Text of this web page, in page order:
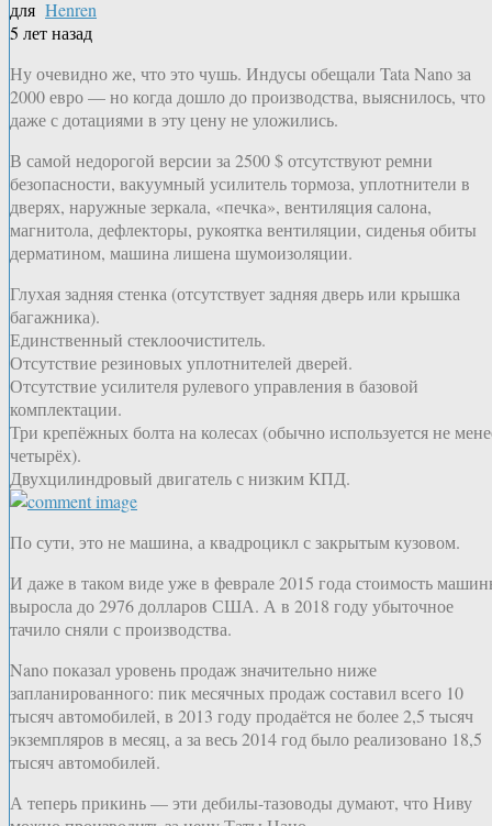
для Henren
5 лет назад
Ну очевидно же, что это чушь. Индусы обещали Tata Nano за
2000 евро — но когда дошло до производства, выяснилось, что
даже с дотациями в эту цену не уложились.
В самой недорогой версии за 2500 $ отсутствуют ремни
безопасности, вакуумный усилитель тормоза, уплотнители в
дверях, наружные зеркала, «печка», вентиляция салона,
магнитола, дефлекторы, рукоятка вентиляции, сиденья обиты
дерматином, машина лишена шумоизоляции.
Глухая задняя стенка (отсутствует задняя дверь или крышка
багажника).
Единственный стеклоочиститель.
Отсутствие резиновых уплотнителей дверей.
Отсутствие усилителя рулевого управления в базовой
комплектации.
Три крепёжных болта на колесах (обычно используется не
четырёх).
Двухцилиндровый двигатель с низким КПД.
По сути, это не машина, а квадроцикл с закрытым кузовом.
И даже в таком виде уже в феврале 2015 года стоимость
выросла до 2976 долларов США. А в 2018 году убыточное
тачило сняли с производства.
Nano показал уровень продаж значительно ниже
запланированного: пик месячных продаж составил всего 10
тысяч автомобилей, в 2013 году продаётся не более 2,5 тысяч
экземпляров в месяц, а за весь 2014 год было реализовано 18,5
тысяч автомобилей.
А теперь прикинь — эти дебилы-тазоводы думают, что Ниву